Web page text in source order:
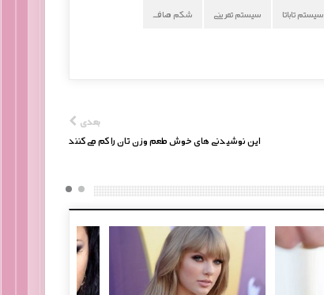
سیستم تاباتا سیستم تمرینی شکم صاف
بعدی
این نوشیدنی های خوش طعم وزن تان را کم می کنند